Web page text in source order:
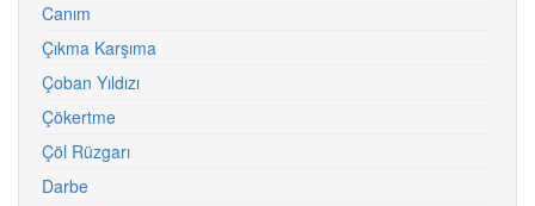
Canım
Çıkma Karşıma
Çoban Yıldızı
Çökertme
Çöl Rüzgarı
Darbe